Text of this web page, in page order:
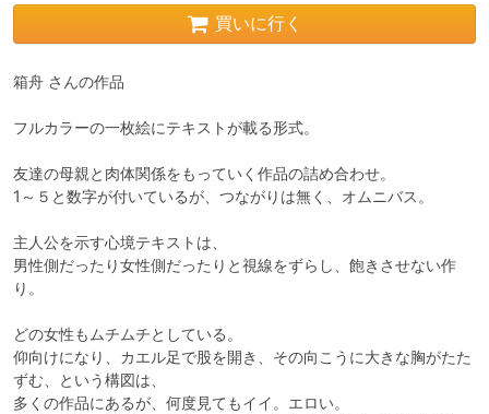
買いに行く
箱舟 さんの作品
フルカラーの一枚絵にテキストが載る形式。
友達の母親と肉体関係をもっていく作品の詰め合わせ。
1～５と数字が付いているが、つながりは無く、オムニバス。
主人公を示す心境テキストは、
男性側だったり女性側だったりと視線をずらし、飽きさせない作
り。
どの女性もムチムチとしている。
仰向けになり、カエル足で股を開き、その向こうに大きな胸がたた
ずむ、という構図は、
多くの作品にあるが、何度見てもイイ。エロい。